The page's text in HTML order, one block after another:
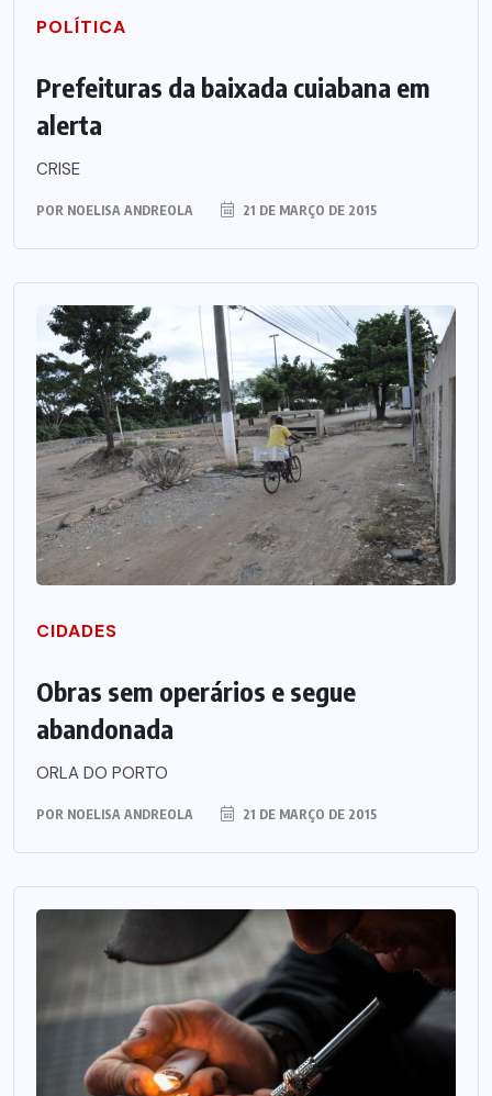
POLÍTICA
Prefeituras da baixada cuiabana em
alerta
CRISE
POR NOELISA ANDREOLA 21 DE MARÇO DE 2015
CIDADES
Obras sem operários e segue
abandonada
ORLA DO PORTO
POR NOELISA ANDREOLA 21 DE MARÇO DE 2015